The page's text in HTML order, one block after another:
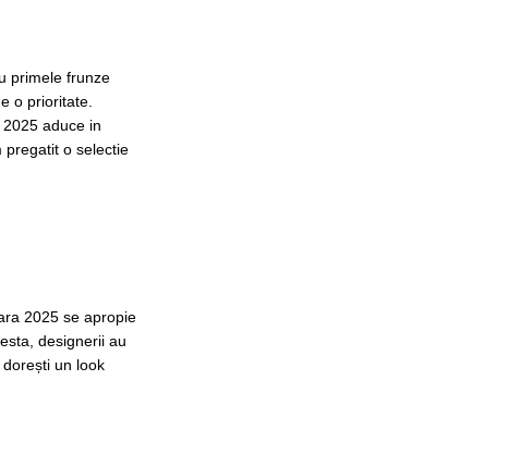
primele frunze
o prioritate.
aduce in
pregatit o selectie
2025 se apropie
designerii au
un look